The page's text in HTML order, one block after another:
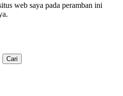
web saya pada peramban ini
Cari